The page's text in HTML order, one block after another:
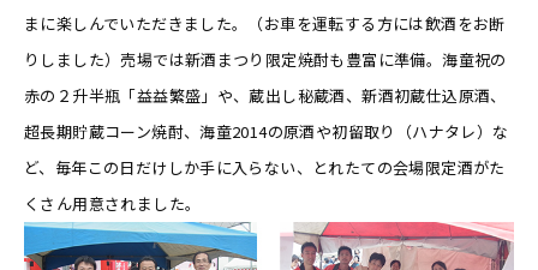
まに楽しんでいただきました。（お車を運転する方には飲酒をお断
りしました）売場では新酒まつり限定焼酎も豊富に準備。海童祝の
赤の２升半瓶「益益繁盛」や、蔵出し秘蔵酒、新酒初蔵仕込原酒、
超長期貯蔵コーン焼酎、海童2014の原酒や初留取り（ハナタレ）な
ど、毎年この日だけしか手に入らない、とれたての会場限定酒がた
くさん用意されました。